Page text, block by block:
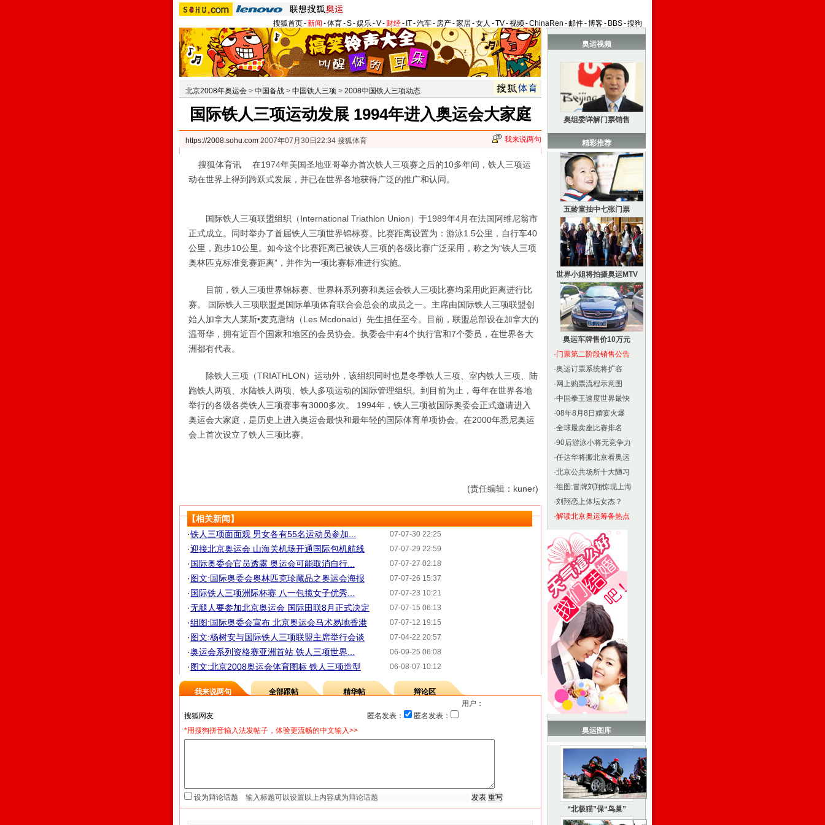
搜狐首页-新闻 -体育-S-娱乐-V- 财经- IT-汽车- 房产-家居-女人 -TV-视频-ChinaRen -邮件-博客- BBS-搜狗
北京2008年奥运会 > 中国备战 > 中国铁人三项 > 2008中国铁人三项动态
国际铁人三项运动发展 1994年进入奥运会大家庭
https://2008.sohu.com 2007年07月30日22:34 搜狐体育 我来说两句
搜狐体育讯 在1974年美国圣地亚哥举办首次铁人三项赛之后的10多年间，铁人三项运
动在世界上得到跨跃式发展，并已在世界各地获得广泛的推广和认同。
国际铁人三项联盟组织（International Triathlon Union）于1989年4月在法国阿维尼翁市
正式成立。同时举办了首届铁人三项世界锦标赛。比赛距离设置为：游泳1.5公里，自行车40
公里，跑步10公里。如今这个比赛距离已被铁人三项的各级比赛广泛采用，称之为“铁人三项
奥林匹克标准竞赛距离”，并作为一项比赛标准进行实施。
目前，铁人三项世界锦标赛、世界杯系列赛和奥运会铁人三项比赛均采用此距离进行比
赛。 国际铁人三项联盟是国际单项体育联合会总会的成员之一。主席由国际铁人三项联盟创
始人加拿大人莱斯•麦克唐纳（Les Mcdonald）先生担任至今。目前，联盟总部设在加拿大的
温哥华，拥有近百个国家和地区的会员协会。执委会中有4个执行官和7个委员，在世界各大
洲都有代表。
除铁人三项（TRIATHLON）运动外，该组织同时也是冬季铁人三项、室内铁人三项、陆
跑铁人两项、水陆铁人两项、铁人多项运动的国际管理组织。到目前为止，每年在世界各地
举行的各级各类铁人三项赛事有3000多次。 1994年，铁人三项被国际奥委会正式邀请进入
奥运会大家庭，是历史上进入奥运会最快和最年轻的国际体育单项协会。在2000年悉尼奥运
会上首次设立了铁人三项比赛。
(责任编辑：kuner)
【相关新闻】
07-07-30 22:25
·铁人三项面面观 男女各有55名运动员参加...
07-07-29 22:59
·迎接北京奥运会 山海关机场开通国际包机航线
07-07-27 02:18
·国际奥委会官员透露 奥运会可能取消自行...
07-07-26 15:37
·图文:国际奥委会奥林匹克珍藏品之奥运会海报
07-07-23 10:21
·国际铁人三项洲际杯赛 八一包揽女子优秀...
07-07-15 06:13
·无腿人要参加北京奥运会 国际田联8月正式决定
07-07-12 19:15
·组图:国际奥委会宣布 北京奥运会马术易地香港
07-04-22 20:57
·图文:杨树安与国际铁人三项联盟主席举行会谈
06-09-25 06:08
·奥运会系列资格赛亚洲首站 铁人三项世界...
06-08-07 10:12
·图文:北京2008奥运会体育图标 铁人三项造型
我来说两句 全部跟帖 精华帖
辩论区
用户：
匿名发表：
匿名发表：
*用搜狗拼音输入法发帖子，体验更流畅的中文输入>>
设为辩论话题
奥运视频
奥组委详解门票销售
精彩推荐
五龄童抽中七张门票
世界小姐将拍摄奥运MTV
奥运车牌售价10万元
·门票第二阶段销售公告
·奥运订票系统将扩容
· 网上购票流程示意图
·中国拳王速度世界最快
·08年8月8日婚宴火爆
·全球最卖座比赛排名
·90后游泳小将无竞争力
·任达华将搬北京看奥运
·北京公共场所十大陋习
·组图:冒牌刘翔惊现上海
·刘翔恋上体坛女杰？
·解读北京奥运筹备热点
奥运图库
“北极猫”保“鸟巢”